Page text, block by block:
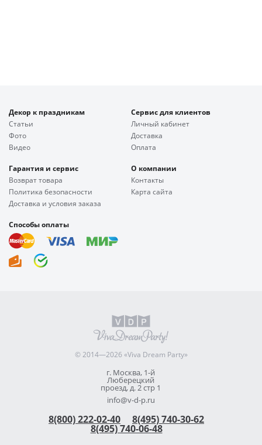
Декор к праздникам
Статьи
Фото
Видео
Сервис для клиентов
Личный кабинет
Доставка
Оплата
Гарантия и сервис
Возврат товара
Политика безопасности
Доставка и условия заказа
О компании
Контакты
Карта сайта
Способы оплаты
© 2014—2026 «Viva Dream Party»
г. Москва, 1-й
Люберецкий
проезд, д. 2 стр 1
info@v-d-p.ru
8(800) 222-02-40 8(495) 740-30-62
8(495) 740-06-48